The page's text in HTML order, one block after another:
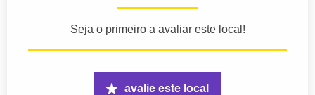
Seja o primeiro a avaliar este local!
avalie este local